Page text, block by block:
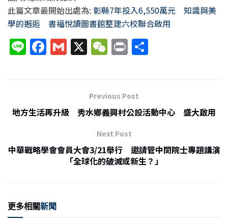
此篇文章最開始出處為: 彰縣7年投入6,550萬元 知識與美
學的邂逅 書福悅讀圖書館整建六校聯合啟用
Li F
b
o
k
G X W
h
at
P
Previous Post
地方生活再升級 秀水鄉義興村公設活動中心 盛大啟用
Next Post
中華戰略學會會員大會3/21舉行 邀請管中閔院士專題講演
「全球化的破滅或新生？」
更多相關新聞